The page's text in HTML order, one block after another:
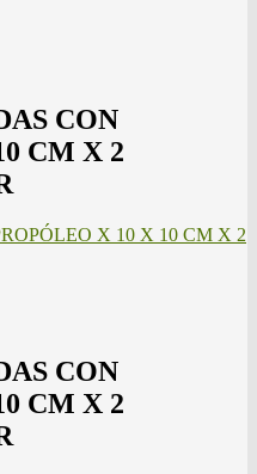
CON
CM X 2
X 10 X 10 CM X 2
CON
CM X 2